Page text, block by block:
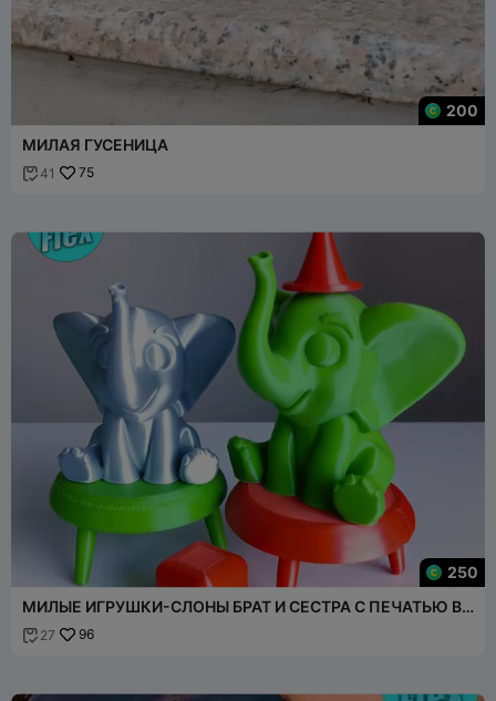
200
МИЛАЯ ГУСЕНИЦА
 41 75
250
МИЛЫЕ ИГРУШКИ-СЛОНЫ БРАТ И СЕСТРА С ПЕЧАТЬЮ В
СБОРЕ
 27 96